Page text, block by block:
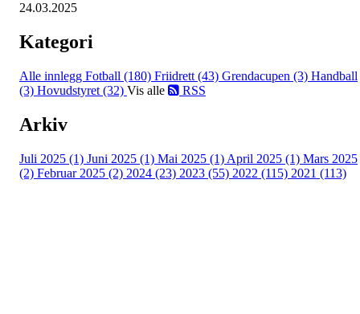
24.03.2025
Kategori
Alle innlegg Fotball (180) Friidrett (43) Grendacupen (3) Handball
(3) Hovudstyret (32) Vis alle RSS
Arkiv
Juli 2025 (1) Juni 2025 (1) Mai 2025 (1) April 2025 (1) Mars 2025
(2) Februar 2025 (2) 2024 (23) 2023 (55) 2022 (115) 2021 (113)